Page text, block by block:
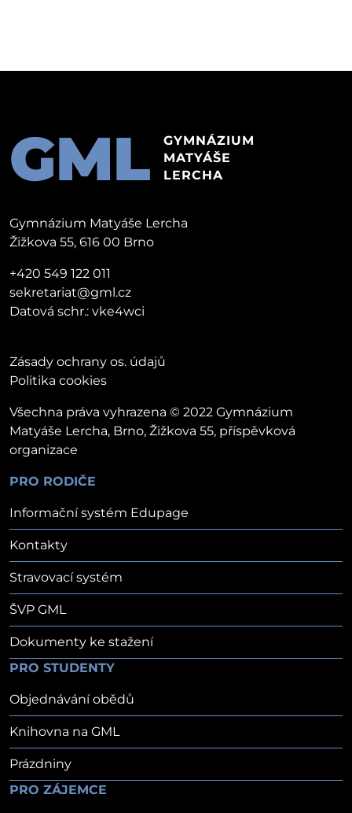
GML
GYMNÁZIUM
MATYÁŠE
LERCHA
Gymnázium Matyáše Lercha
Žižkova 55, 616 00 Brno
+420 549 122 011
sekretariat@gml.cz
Datová schr.: vke4wci
PRO RODIČE
Informační systém Edupage
Kontakty
Stravovací systém
ŠVP GML
Dokumenty ke stažení
PRO STUDENTY
Objednávání obědů
Knihovna na GML
Prázdniny
PRO ZÁJEMCE
Zásady ochrany os. údajů
Politika cookies
Všechna práva vyhrazena © 2022 Gymnázium
Matyáše Lercha, Brno, Žižkova 55, příspěvková
organizace